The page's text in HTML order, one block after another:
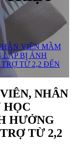
VIÊN MẦM
LẬP BỊ ẢNH
TỪ 2,2 ĐẾN
NHÂN
HỌC
HƯỞNG
TỪ 2,2